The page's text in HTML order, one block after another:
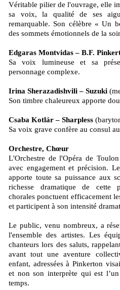
Véritable pilier de l'ouvrage, elle
sa voix, la qualité de ses
remarquable. Son célèbre « Un
des sommets émotionnels de la
Edgaras Montvidas – B.F.
Sa voix lumineuse et sa
personnage complexe.
Irina Sherazadishvili – Suzuki
Son timbre chaleureux apporte
Csaba Kotlár – Sharpless
Sa voix grave confère au consul
Orchestre, Chœur
L'Orchestre de l'Opéra de
avec engagement et précision.
apporte toute sa puissance aux
richesse dramatique de cette
chorales ponctuent efficacement
et participent à son intensité
Le public, venu nombreux, a
l'ensemble des artistes. Les
chanteurs lors des saluts,
avant tout une aventure
enfant, adressées à Pinkerton
et non son interprète qui est
temps.